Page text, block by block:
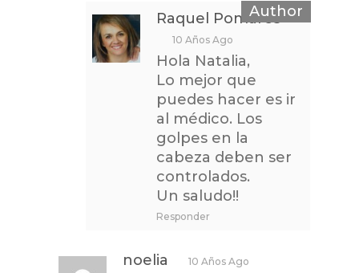
Raquel Pomares
10 Años Ago
Hola Natalia,
Lo mejor que
puedes hacer es ir
al médico. Los
golpes en la
cabeza deben ser
controlados.
Un saludo!!
Responder
noelia 10 Años Ago